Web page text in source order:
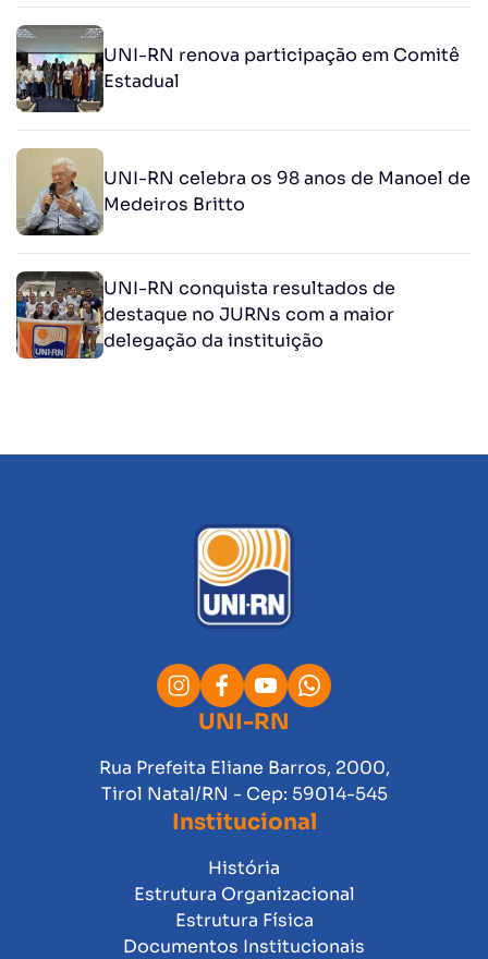
UNI-RN renova participação em Comitê
Estadual
UNI-RN celebra os 98 anos de Manoel de
Medeiros Britto
UNI-RN conquista resultados de
destaque no JURNs com a maior
delegação da instituição
UNI-RN
Rua Prefeita Eliane Barros, 2000,
Tirol Natal/RN - Cep: 59014-545
Institucional
História
Estrutura Organizacional
Estrutura Física
Documentos Institucionais